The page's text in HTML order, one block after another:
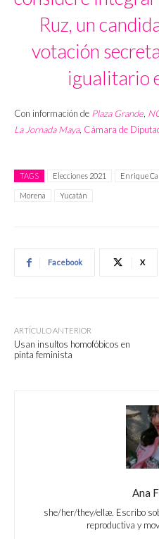
Ruz, un
votación
igualitario
Con información de Plaza Grande
La Jornada Maya, Cámara de
TAGS Elecciones 2021 Enrique
Morena Yucatán
Facebook X
ARTÍCULO ANTERIOR
Usan insultos homofóbicos en
pinta feminista
Ana
she/her/they/ellæ. Escribo
reproductiva y